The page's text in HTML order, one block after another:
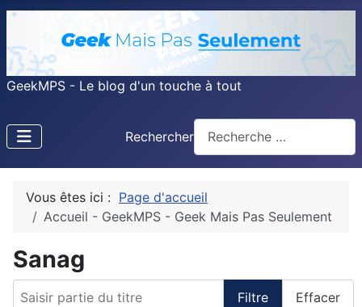
GeekMPS - Le blog d'un touche à tout
Rechercher
Vous êtes ici : Page d'accueil
Accueil - GeekMPS - Geek Mais Pas Seulement
Sanag
Filtre Effacer